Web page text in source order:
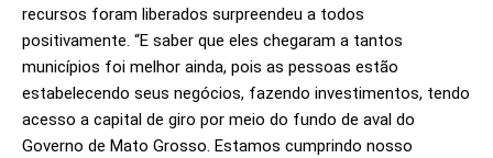
recursos foram liberados surpreendeu a todos
positivamente. “E saber que eles chegaram a tantos
municípios foi melhor ainda, pois as pessoas estão
estabelecendo seus negócios, fazendo investimentos, tendo
acesso a capital de giro por meio do fundo de aval do
Governo de Mato Grosso. Estamos cumprindo nosso